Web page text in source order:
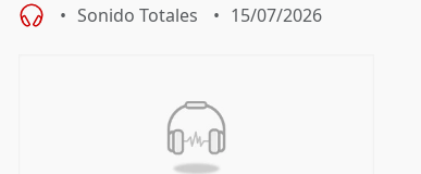
Sonido Totales 15/07/2026